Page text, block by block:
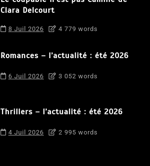
Clara Delcourt
8 Juil 2026 4 779 words
Romances – l’actualité : été 2026
6 Juil 2026 3 052 words
Thrillers – l’actualité : été 2026
4 Juil 2026 2 995 words